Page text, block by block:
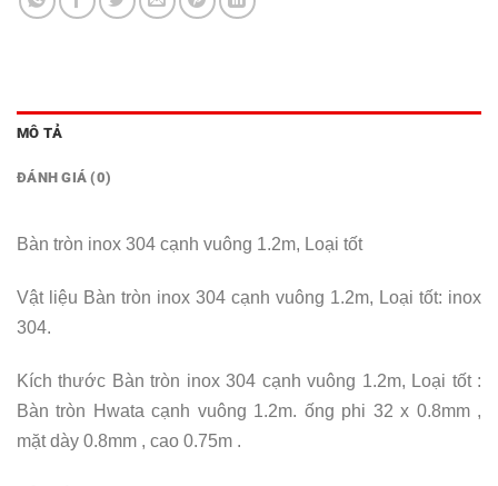
MÔ TẢ
ĐÁNH GIÁ (0)
Bàn tròn inox 304 cạnh vuông 1.2m, Loại tốt
Vật liệu Bàn tròn inox 304 cạnh vuông 1.2m, Loại tốt: inox
304.
Kích thước Bàn tròn inox 304 cạnh vuông 1.2m, Loại tốt :
Bàn tròn Hwata cạnh vuông 1.2m. ống phi 32 x 0.8mm ,
mặt dày 0.8mm , cao 0.75m .